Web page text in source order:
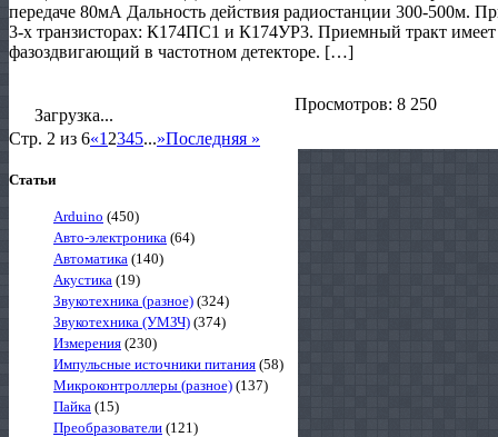
передаче 80мА Дальность действия радиостанции 300-500м.
3-х транзисторах: К174ПС1 и К174УР3. Приемный тракт
фазоздвигающий в частотном детекторе. […]
Загрузка...
Просмотров: 8 250
Стр. 2 из 6«1 2345...»Последняя »
Статьи
Arduino (450)
Авто-электроника (64)
Автоматика (140)
Акустика (19)
Звукотехника (разное) (324)
Звукотехника (УМЗЧ) (374)
Измерения (230)
Импульсные источники питания (58)
Микроконтроллеры (разное) (137)
Пайка (15)
Преобразователи (121)